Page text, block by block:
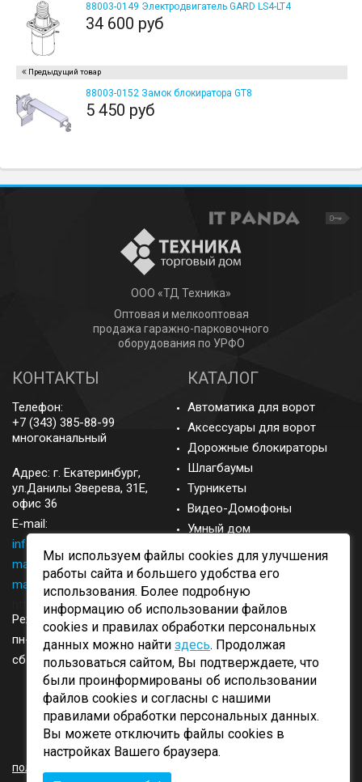
88003-0149 Электродвигатель GARD LS4-LT4
34 600 руб
Предыдущий товар
88003-0152 Замок блокиратора GT8
5 450 руб
ООО «ТД Техника»
Оптовая и мелкооптовая
продажа гаражно-парковочного
оборудования по УРФО
КОНТАКТЫ
Телефон:
+7 (343) 385-88-99
многоканальный
Адрес: г. Екатеринбург,
ул.Данилы Зверева, 31Е,
офис 36
E-mail:
info@came-ekb.ru
manager@came-ekb.ru,
manager2@came-ekb.ru,
https://tt.me/came-ekb
Режим работы:
пн-пт: с 8:00-17:00
сб-вск: выходные
КАТАЛОГ
Автоматика для ворот
Аксессуары для ворот
Дорожные блокираторы
Шлагбаумы
Турникеты
Видео-Домофоны
Умный дом
Запасные части
Аксессуары
ОБРАТНЫЙ ЗВОНОК
Мы используем файлы cookies для улучшения
работы сайта и большего удобства его
использования. Более подробную
информацию об использовании файлов
cookies и правилах обработки персональных
данных можно найти здесь. Продолжая
пользоваться сайтом, Вы подтверждаете, что
были проинформированы об использовании
файлов cookies и согласны с нашими
правилами обработки персональных данных.
Вы можете отключить файлы cookies в
настройках Вашего браузера.
политика конфиденциальности